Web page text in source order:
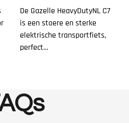
De Gazelle HeavyDutyNL C7
is een stoere en sterke
elektrische transportfiets,
perfect…